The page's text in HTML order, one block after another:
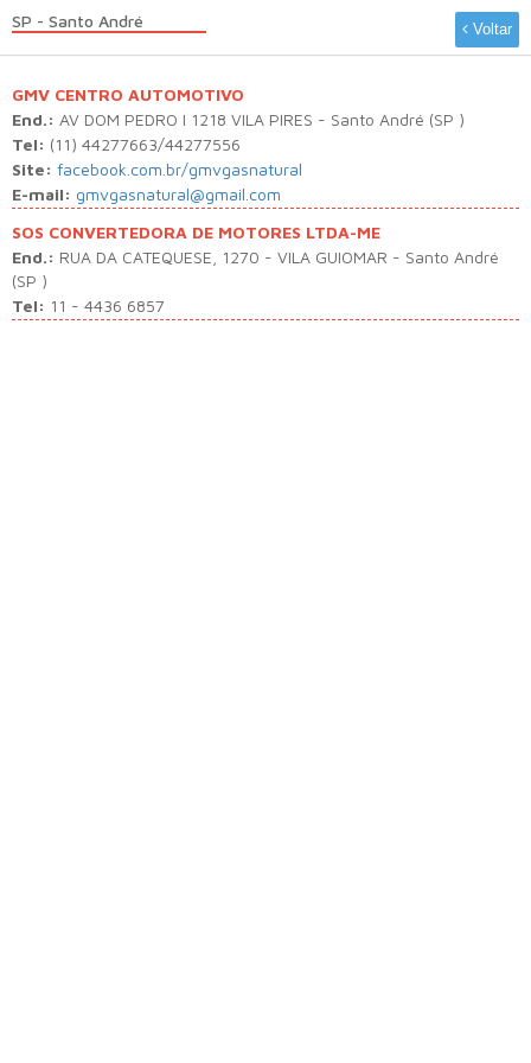
SP - Santo André Voltar
GMV CENTRO AUTOMOTIVO
End.: AV DOM PEDRO I 1218 VILA PIRES - Santo André (SP )
Tel: (11) 44277663/44277556
Site: facebook.com.br/gmvgasnatural
E-mail: gmvgasnatural@gmail.com
SOS CONVERTEDORA DE MOTORES LTDA-ME
End.: RUA DA CATEQUESE, 1270 - VILA GUIOMAR - Santo André
(SP )
Tel: 11 - 4436 6857